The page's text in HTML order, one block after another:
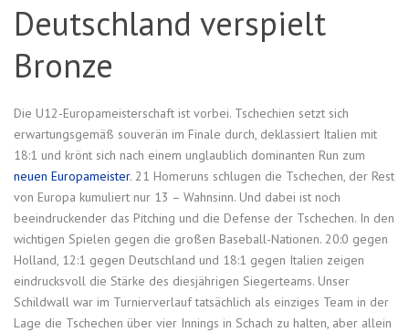
Deutschland verspielt
Bronze
Die U12-Europameisterschaft ist vorbei. Tschechien setzt sich
erwartungsgemäß souverän im Finale durch, deklassiert Italien mit
18:1 und krönt sich nach einem unglaublich dominanten Run zum
neuen Europameister. 21 Homeruns schlugen die Tschechen, der Rest
von Europa kumuliert nur 13 – Wahnsinn. Und dabei ist noch
beeindruckender das Pitching und die Defense der Tschechen. In den
wichtigen Spielen gegen die großen Baseball-Nationen. 20:0 gegen
Holland, 12:1 gegen Deutschland und 18:1 gegen Italien zeigen
eindrucksvoll die Stärke des diesjährigen Siegerteams. Unser
Schildwall war im Turnierverlauf tatsächlich als einziges Team in der
Lage die Tschechen über vier Innings in Schach zu halten, aber allein